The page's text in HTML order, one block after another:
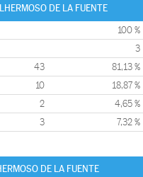
DE LA FUENTE
100 %
3
43 81,13 %
10 18,87 %
2 4,65 %
3 7,32 %
DE LA FUENTE